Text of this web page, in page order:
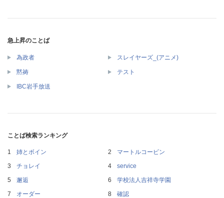
急上昇のことば
為政者 スレイヤーズ_(アニメ)
黙祷 テスト
IBC岩手放送
ことば検索ランキング
姉とボイン
マートルコービン
チョレイ
service
邂逅
学校法人吉祥寺学園
オーダー
確認